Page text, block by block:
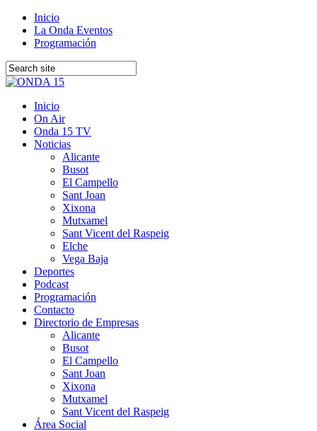
Inicio
La Onda Eventos
Programación
Inicio
On Air
Onda 15 TV
Noticias
Alicante
Busot
El Campello
Sant Joan
Xixona
Mutxamel
Sant Vicent del Raspeig
Elche
Vega Baja
Deportes
Podcast
Programación
Contacto
Directorio de Empresas
Alicante
Busot
El Campello
Sant Joan
Xixona
Mutxamel
Sant Vicent del Raspeig
Área Social